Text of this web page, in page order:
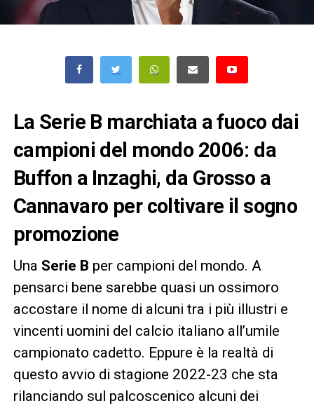
La Serie B marchiata a fuoco dai
campioni del mondo 2006: da
Buffon a Inzaghi, da Grosso a
Cannavaro per coltivare il sogno
promozione
Una Serie B per campioni del mondo. A
pensarci bene sarebbe quasi un ossimoro
accostare il nome di alcuni tra i più illustri e
vincenti uomini del calcio italiano all’umile
campionato cadetto. Eppure è la realtà di
questo avvio di stagione 2022-23 che sta
rilanciando sul palcoscenico alcuni dei